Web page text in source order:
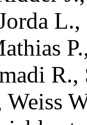
L.,
P.
R.,
Weiss